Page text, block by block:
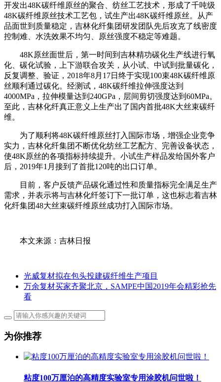
开发出48K碳纤维原丝的聚合、纺丝工艺技术，形成了千吨级
48K碳纤维原丝技术工艺包，试生产出48K碳纤维原丝。从产
品面世到质量稳定，吉林化纤集团研发团队先后攻克了线密度
控制难、水洗效果不均匀、原丝强度不稳定等难题。
48K原丝面世后，第一时间到吉林精功碳化生产线进行氧
化、碳化试验，上下游联合攻关，从小试、中试到批量碳化，
反复调整、验证，2018年8月17日终于实现100束48K碳纤维原
丝顺利通过碳化。经测试，48K碳纤维拉伸强度达到
4000MPa，拉伸模量达到240GPa，层间剪切强度达到60MPa。
至此，吉林化纤真正意义上生产出了国内首批48K大丝束碳纤
维。
为了顺利将48K碳纤维原丝打入国际市场，增强企业竞争
实力，吉林化纤集团不断优化纺丝工艺配方、完善设备状态，
使48K原丝的各项指标持续提升。小试生产样品发给国外客户
后，2019年1月接到了首批120吨的出口订单。
目前，客户反馈产品碳化通过性和质量指标完全满足生产
需求，并表示将与吉林化纤签订下一批订单，这也标志着吉林
化纤集团48大丝束碳纤维原丝成功打入国际市场。
本文来源：吉林日报
光威复材拟在包头投建碳纤维生产项目
万余复材买家齐聚北京，SAMPE中国2019年会精彩抢先
看
为你推荐
粘度100万厘泊的高精度实验室专用涂胶机问世啦！